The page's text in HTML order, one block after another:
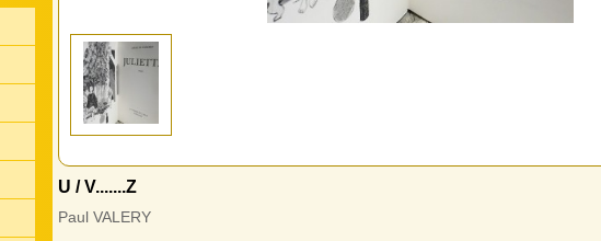
U / V.......Z
Paul VALERY